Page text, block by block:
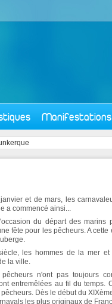
Manifestations
et de mars, les
a commencé ainsi...
du départ des marins
fête pour les pêcheurs. A
les hommes de la mer et
la ville.
n'ont pas toujours
entremêlées au fil du temps.
Dès le début du
les plus originaux de